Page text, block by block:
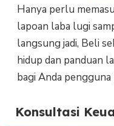
Hanya perlu
lapoan laba lugi
langsung jadi, Beli
hidup dan panduan
bagi Anda
Konsultasi